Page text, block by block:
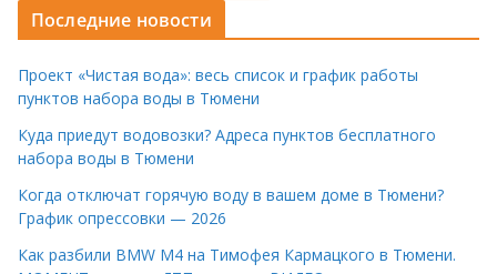
Последние новости
Проект «Чистая вода»: весь список и график работы
пунктов набора воды в Тюмени
Куда приедут водовозки? Адреса пунктов бесплатного
набора воды в Тюмени
Когда отключат горячую воду в вашем доме в Тюмени?
График опрессовки — 2026
Как разбили BMW M4 на Тимофея Кармацкого в Тюмени.